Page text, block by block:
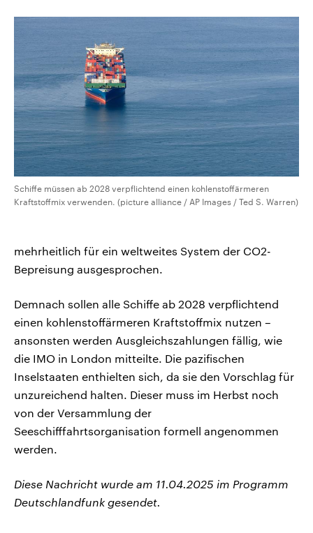
Umfragen, Prognosen,
Wahlprogramme, aktuelle Berichte
und Hintergründe zu den Parteien
und Kandidaten der anstehenden
Programm
Audio-Archiv
Schiffe müssen ab 2028 verpflichtend einen kohlenstoffärmeren
Kraftstoffmix verwenden. (picture alliance / AP Images / Ted S. Warren)
mehrheitlich für ein weltweites System der CO2-
Bepreisung ausgesprochen.
Demnach sollen alle Schiffe ab 2028 verpflichtend
einen kohlenstoffärmeren Kraftstoffmix nutzen –
ansonsten werden Ausgleichszahlungen fällig, wie
die IMO in London mitteilte. Die pazifischen
Inselstaaten enthielten sich, da sie den Vorschlag für
unzureichend halten. Dieser muss im Herbst noch
von der Versammlung der
Seeschifffahrtsorganisation formell angenommen
werden.
Diese Nachricht wurde am 11.04.2025 im Programm
Deutschlandfunk gesendet.